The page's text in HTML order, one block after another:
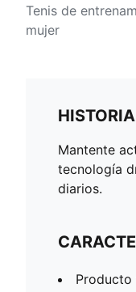
Tenis de
mujer
Mantente
tecnología
diarios.
Producto